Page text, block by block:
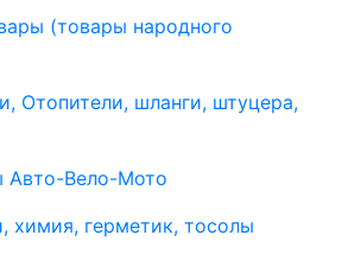
(товары народного
Отопители, шланги, штуцера,
Вело-Мото
химия, герметик, тосолы